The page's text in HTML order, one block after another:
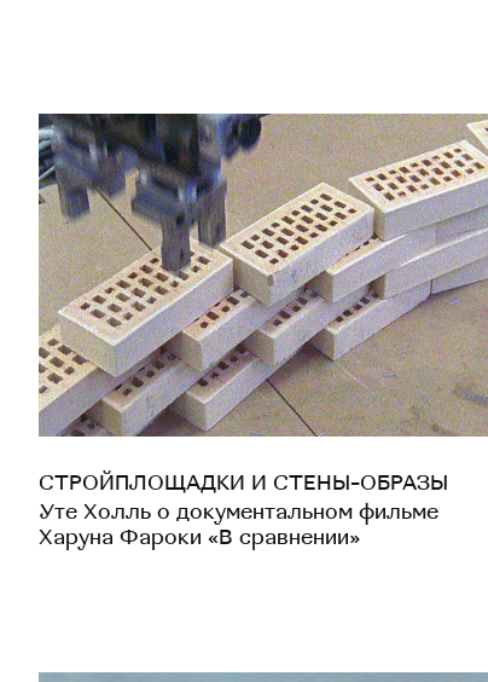
СТРОЙПЛОЩАДКИ И СТЕНЫ-ОБРАЗЫ
Уте Холль о документальном фильме
Харуна Фароки «В сравнении»